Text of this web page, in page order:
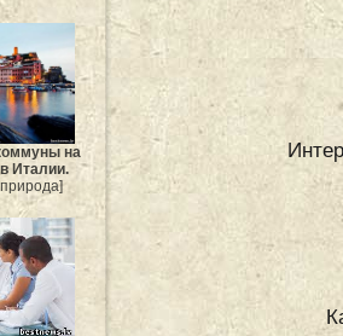
на
Италии.